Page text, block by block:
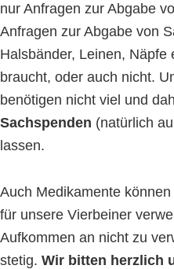
nur Anfragen zur Abgabe
Anfragen zur Abgabe von
Halsbänder, Leinen, Näpfe
braucht, oder auch nicht.
benötigen nicht viel und
Sachspenden (natürlich
lassen.
Auch Medikamente
für unsere Vierbeiner
Aufkommen an nicht zu
stetig. Wir bitten herzlich